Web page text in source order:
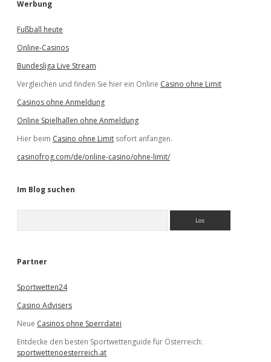
Werbung
Fußball heute
Online-Casinos
Bundesliga Live Stream
Vergleichen und finden Sie hier ein Online Casino ohne Limit
Casinos ohne Anmeldung
Online Spielhallen ohne Anmeldung
Hier beim Casino ohne Limit sofort anfangen.
casinofrog.com/de/online-casino/ohne-limit/
Im Blog suchen
e
Partner
Sportwetten24
Casino Advisers
Neue Casinos ohne Sperrdatei
Entdecke den besten Sportwettenguide für Österreich:
sportwettenoesterreich.at